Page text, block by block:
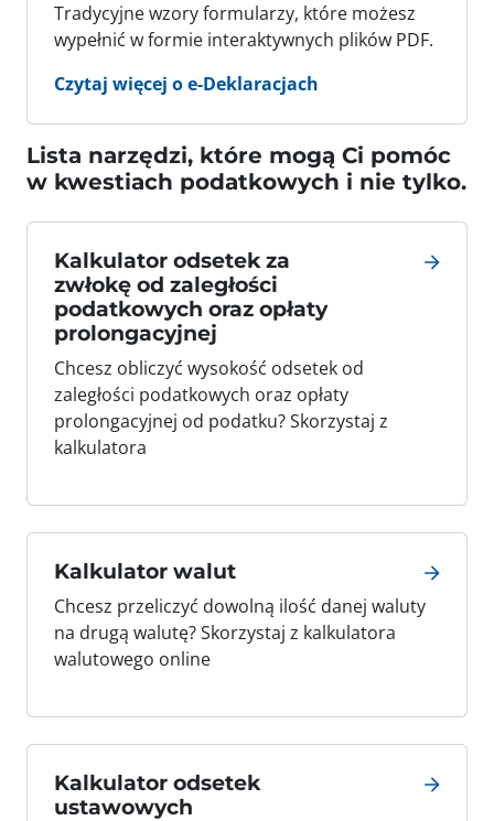
Tradycyjne wzory formularzy, które możesz
wypełnić w formie interaktywnych plików PDF.
Czytaj więcej o e-Deklaracjach
Lista narzędzi, które mogą Ci pomóc
w kwestiach podatkowych i nie tylko.
Kalkulator odsetek za
zwłokę od zaległości
podatkowych oraz opłaty
prolongacyjnej
Chcesz obliczyć wysokość odsetek od
zaległości podatkowych oraz opłaty
prolongacyjnej od podatku? Skorzystaj z
kalkulatora
Kalkulator walut
Chcesz przeliczyć dowolną ilość danej waluty
na drugą walutę? Skorzystaj z kalkulatora
walutowego online
Kalkulator odsetek
ustawowych